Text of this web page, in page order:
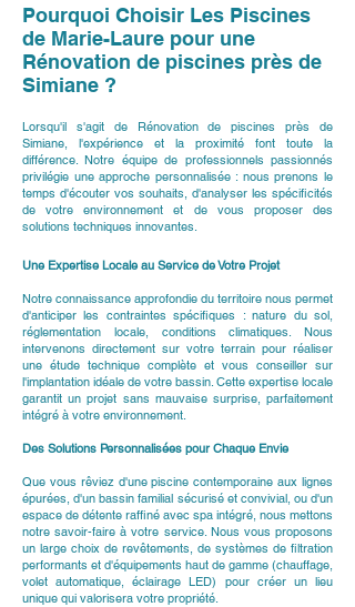
Pourquoi Choisir Les Piscines
de Marie-Laure pour une
Rénovation de piscines près de
Simiane ?
Lorsqu'il s'agit de Rénovation de piscines près de
Simiane, l'expérience et la proximité font toute la
différence. Notre équipe de professionnels passionnés
privilégie une approche personnalisée : nous prenons le
temps d'écouter vos souhaits, d'analyser les spécificités
de votre environnement et de vous proposer des
solutions techniques innovantes.
Une Expertise Locale au Service de Votre Projet
Notre connaissance approfondie du territoire nous permet
d'anticiper les contraintes spécifiques : nature du sol,
réglementation locale, conditions climatiques. Nous
intervenons directement sur votre terrain pour réaliser
une étude technique complète et vous conseiller sur
l'implantation idéale de votre bassin. Cette expertise locale
garantit un projet sans mauvaise surprise, parfaitement
intégré à votre environnement.
Des Solutions Personnalisées pour Chaque Envie
Que vous rêviez d'une piscine contemporaine aux lignes
épurées, d'un bassin familial sécurisé et convivial, ou d'un
espace de détente raffiné avec spa intégré, nous mettons
notre savoir-faire à votre service. Nous vous proposons
un large choix de revêtements, de systèmes de filtration
performants et d'équipements haut de gamme (chauffage,
volet automatique, éclairage LED) pour créer un lieu
unique qui valorisera votre propriété.